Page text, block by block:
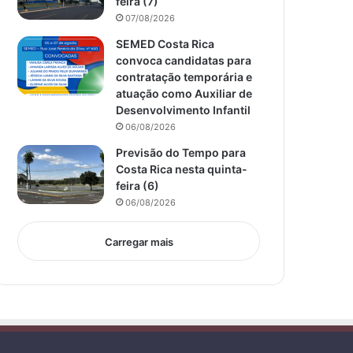
07/08/2026
SEMED Costa Rica
convoca candidatas para
contratação temporária e
atuação como Auxiliar de
Desenvolvimento Infantil
06/08/2026
Previsão do Tempo para
Costa Rica nesta quinta-
feira (6)
06/08/2026
Carregar mais